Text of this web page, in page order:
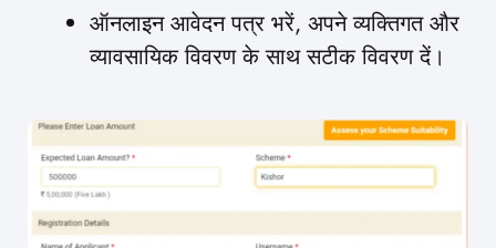
ऑनलाइन आवेदन पत्र भरें, अपने व्यक्तिगत और
व्यावसायिक विवरण के साथ सटीक विवरण दें।